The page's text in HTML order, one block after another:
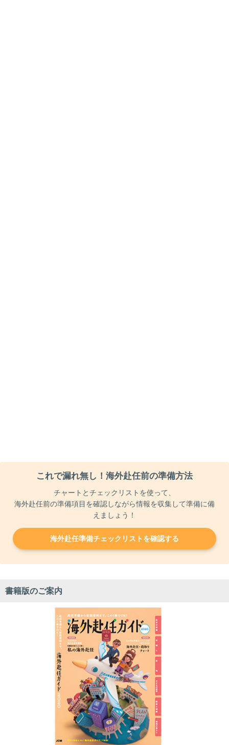
これで漏れ無し！海外赴任前の準備方法
チャートとチェックリストを使って、
海外赴任前の準備項目を確認しながら情報を収集して準備に備
えましょう！
海外赴任準備チェックリストを確認する
書籍版のご案内